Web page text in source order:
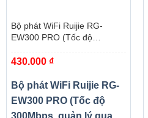
Bộ phát WiFi Ruijie RG-
EW300 PRO (Tốc độ
430.000 ₫
Bộ phát WiFi Ruijie RG-
EW300 PRO (Tốc độ